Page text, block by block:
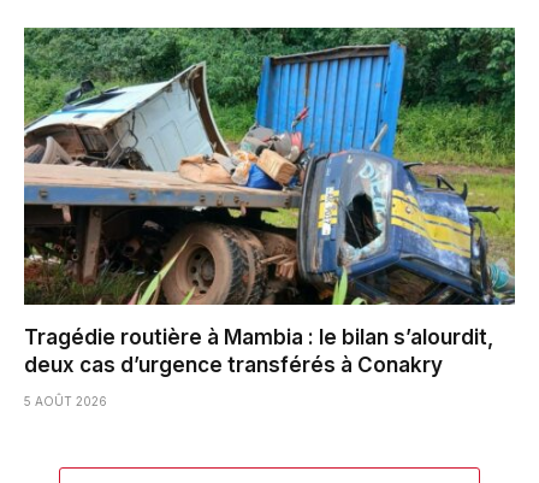
Tragédie routière à Mambia : le bilan s’alourdit,
deux cas d’urgence transférés à Conakry
5 AOÛT 2026